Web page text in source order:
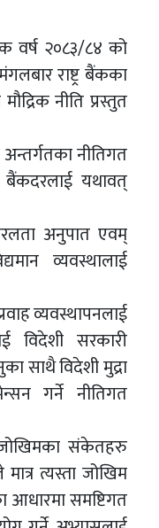
वर्ष २०८३/८४ को
राष्ट्र बैंकका
नीति प्रस्तुत
अन्तर्गतका नीतिगत
बैंकदरलाई यथावत्
अनुपात एवम्
व्यवस्थालाई
व्यवस्थापनलाई
विदेशी सरकारी
साथै विदेशी मुद्रा
गर्ने नीतिगत
जोखिमका संकेतहरु
त्यस्ता जोखिम
आधारमा समष्टिगत